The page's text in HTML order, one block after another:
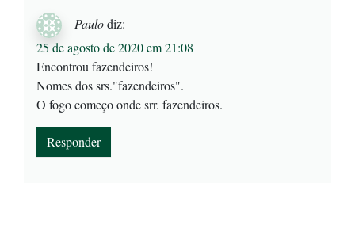
Paulodiz:
25 de agosto de 2020 em 21:08
Encontrou fazendeiros!
Nomes dos srs."fazendeiros".
O fogo começo onde srr. fazendeiros.
Responder